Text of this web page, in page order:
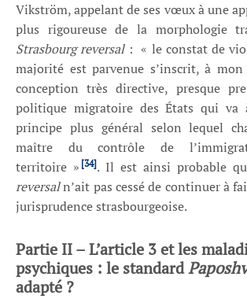
Vikström, appelant de ses vœux à une
plus rigoureuse de la morphologie
Strasbourg reversal : « le constat de
majorité est parvenue s’inscrit, à
conception très directive, presque
politique migratoire des États qui va
principe plus général selon lequel
maître du contrôle de
territoire » [34]. Il est ainsi probable
reversaln’ait pas cessé de continuer à
jurisprudence strasbourgeoise.
Partie II – L’article 3 et les
psychiques : le standard
adapté ?